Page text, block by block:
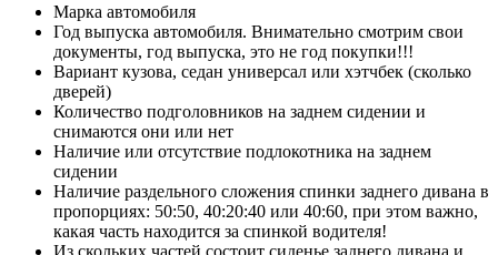
Марка автомобиля
Год выпуска автомобиля. Внимательно смотрим свои
документы, год выпуска, это не год покупки!!!
Вариант кузова, седан универсал или хэтчбек (сколько
дверей)
Количество подголовников на заднем сидении и
снимаются они или нет
Наличие или отсутствие подлокотника на заднем
сидении
Наличие раздельного сложения спинки заднего дивана в
пропорциях: 50:50, 40:20:40 или 40:60, при этом важно,
какая часть находится за спинкой водителя!
Из скольких частей состоит сиденье заднего дивана и